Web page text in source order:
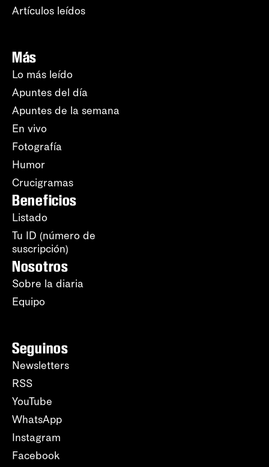
Artículos leídos
Más
Lo más leído
Apuntes del día
Apuntes de la semana
En vivo
Fotografía
Humor
Crucigramas
Beneficios
Listado
Tu ID (número de
suscripción)
Nosotros
Sobre la diaria
Equipo
Seguinos
Newsletters
RSS
YouTube
WhatsApp
Instagram
Facebook